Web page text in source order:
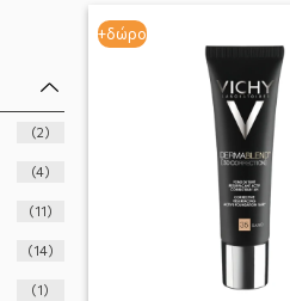
(2)
(4)
(11)
(14)
(1)
+δώρο